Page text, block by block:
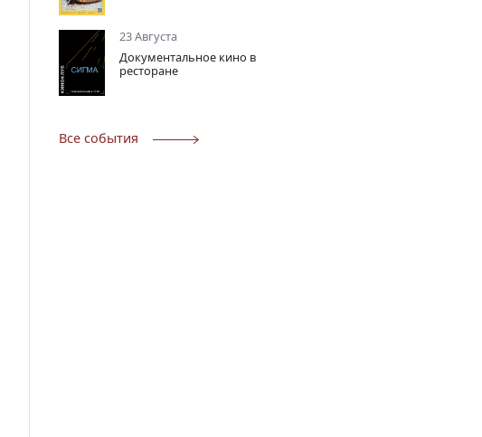
23 Августа
Документальное кино в
ресторане
Все события